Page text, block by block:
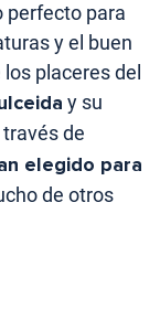
perfecto para
y el buen
placeres del
y su
de
elegido para
de otros